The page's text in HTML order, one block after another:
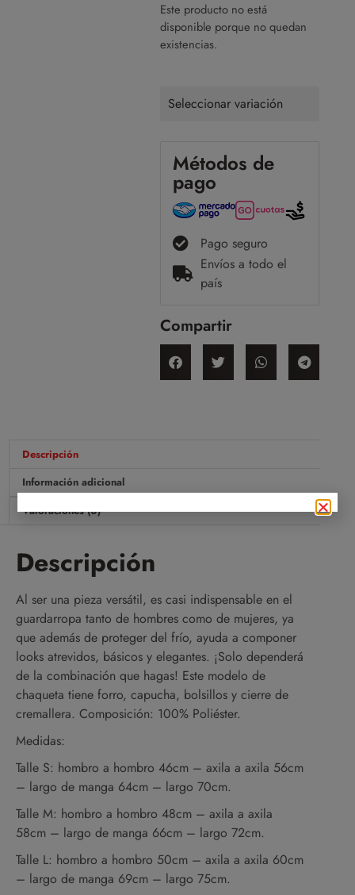
Este producto no está
disponible porque no quedan
existencias.
Seleccionar variación
Métodos de
pago
Pago seguro
Envíos a todo el
país
Compartir
Descripción
Información adicional
Valoraciones (0)
Descripción
Al ser una pieza versátil, es casi indispensable en el
guardarropa tanto de hombres como de mujeres, ya
que además de proteger del frío, ayuda a componer
looks atrevidos, básicos y elegantes. ¡Solo dependerá
de la combinación que hagas! Este modelo de
chaqueta tiene forro, capucha, bolsillos y cierre de
cremallera. Composición: 100% Poliéster.
Medidas:
Talle S: hombro a hombro 46cm – axila a axila 56cm
– largo de manga 64cm – largo 70cm.
Talle M: hombro a hombro 48cm – axila a axila
58cm – largo de manga 66cm – largo 72cm.
Talle L: hombro a hombro 50cm – axila a axila 60cm
– largo de manga 69cm – largo 75cm.